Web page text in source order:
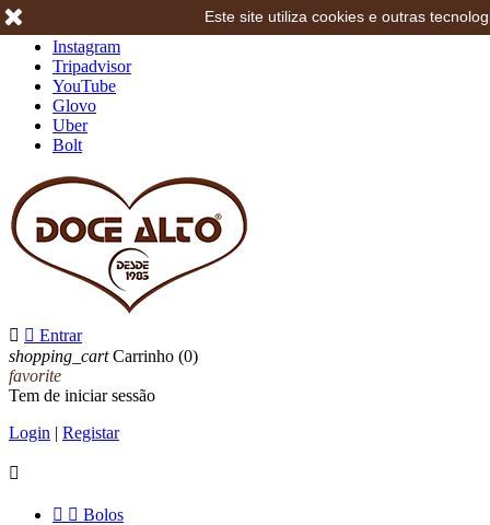
Instagram
Tripadvisor
YouTube
Glovo
Uber
Bolt
  Entrar
shopping_cart Carrinho (0)
favorite
Tem de iniciar sessão
Login | Registar

  Bolos
Este site utiliza cookies e outras